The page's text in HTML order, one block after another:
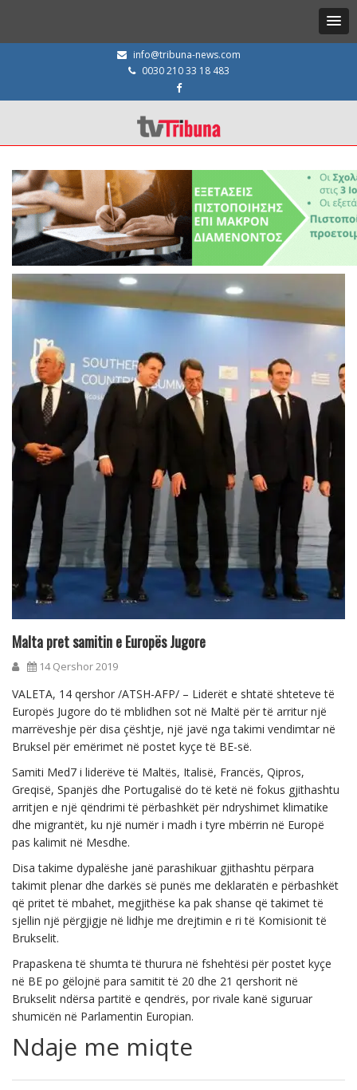
info@tribuna-news.com
0030 210 33 18 483
Malta pret samitin e Europës Jugore
14 Qershor 2019
VALETA, 14 qershor /ATSH-AFP/ – Liderët e shtatë shteteve të
Europës Jugore do të mblidhen sot në Maltë për të arritur një
marrëveshje për disa çështje, një javë nga takimi vendimtar në
Bruksel për emërimet në postet kyçe të BE-së.
Samiti Med7 i liderëve të Maltës, Italisë, Francës, Qipros,
Greqisë, Spanjës dhe Portugalisë do të ketë në fokus gjithashtu
arritjen e një qëndrimi të përbashkët për ndryshimet klimatike
dhe migrantët, ku një numër i madh i tyre mbërrin në Europë
pas kalimit në Mesdhe.
Disa takime dypalëshe janë parashikuar gjithashtu përpara
takimit plenar dhe darkës së punës me deklaratën e përbashkët
që pritet të mbahet, megjithëse ka pak shanse që takimet të
sjellin një përgjigje në lidhje me drejtimin e ri të Komisionit të
Brukselit.
Prapaskena të shumta të thurura në fshehtësi për postet kyçe
në BE po gëlojnë para samitit të 20 dhe 21 qershorit në
Brukselit ndërsa partitë e qendrës, por rivale kanë siguruar
shumicën në Parlamentin Europian.
Ndaje me miqte